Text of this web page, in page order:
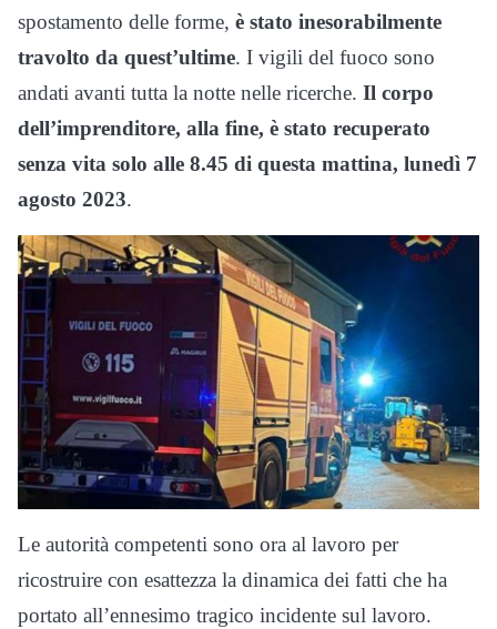
spostamento delle forme, è stato inesorabilmente
travolto da quest’ultime. I vigili del fuoco sono
andati avanti tutta la notte nelle ricerche. Il corpo
dell’imprenditore, alla fine, è stato recuperato
senza vita solo alle 8.45 di questa mattina, lunedì 7
agosto 2023.
Le autorità competenti sono ora al lavoro per
ricostruire con esattezza la dinamica dei fatti che ha
portato all’ennesimo tragico incidente sul lavoro.